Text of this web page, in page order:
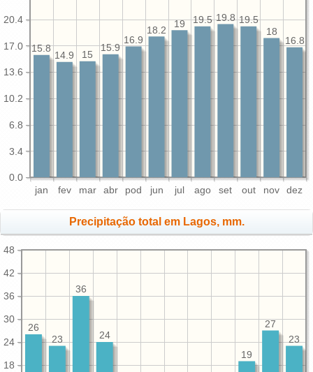
jan fev mar abr pod jun jul ago set out nov dez
0.0
3.4
6.8
10.2
13.6
17.0
20.4
16.8
18
19.5
19.8
19.5
19
18.2
16.9
15.9
15
14.9
15.8
Precipitação total em Lagos, mm.
18
24
30
36
42
48
23
27
19
24
36
23
26